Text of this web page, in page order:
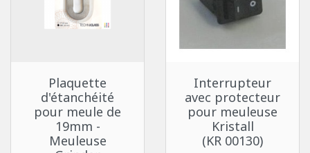
Plaquette
d'étanchéité
pour meule de
19mm -
Meuleuse
Interrupteur
avec protecteur
pour meuleuse
Kristall
(KR 00130)